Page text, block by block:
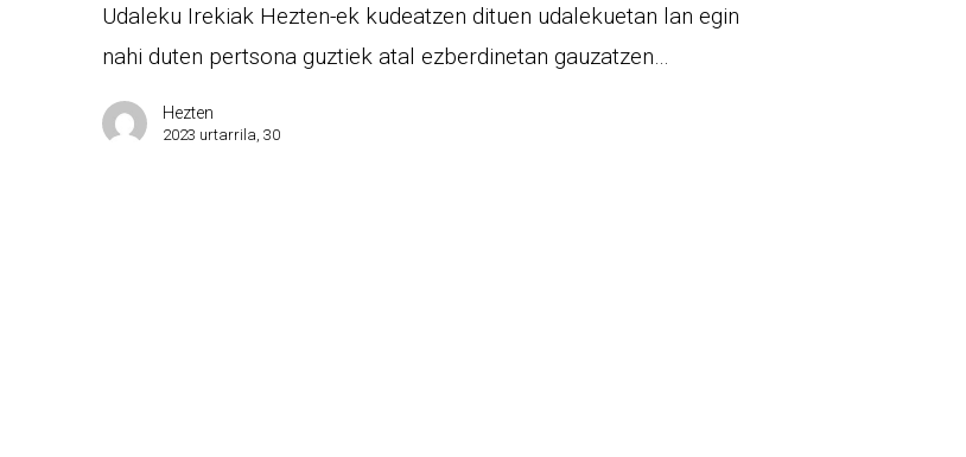
Udaleku Irekiak Hezten-ek kudeatzen dituen udalekuetan lan egin
nahi duten pertsona guztiek atal ezberdinetan gauzatzen…
Hezten
2023 urtarrila, 30